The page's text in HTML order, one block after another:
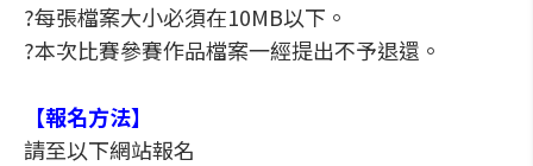
?每張檔案大小必須在10MB以下。
?本次比賽參賽作品檔案一經提出不予退還。
【報名方法】
請至以下網站報名